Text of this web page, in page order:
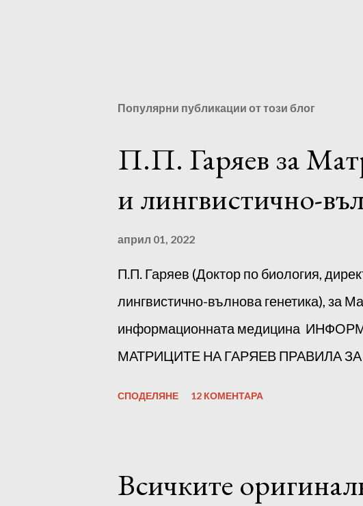
Популярни публикации от този блог
П.П. Гаряев за
и лингвистично-
април 01, 2022
П.П. Гаряев (Доктор по биология,
лингвистично-вълнова генетика), за
информационната медицина
МАТРИЦИТЕ НА ГАРЯЕВ ПРАВИЛА ЗА
заедно. Субективно, въз основа на
СПОДЕЛЯНЕ 12 КОМЕНТАРА
Всичките